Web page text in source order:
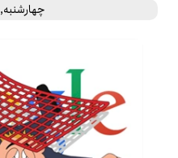
چهارشنبه, 27 تیر,1403